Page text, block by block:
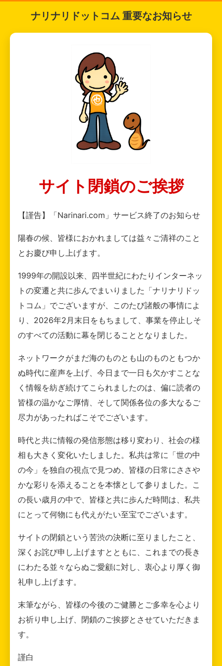
ナリナリドットコム 重要なお知らせ
サイト閉鎖のご挨拶
【謹告】「Narinari.com」サービス終了のお知らせ
陽春の候、皆様におかれましては益々ご清祥のこと
とお慶び申し上げます。
1999年の開設以来、四半世紀にわたりインターネッ
トの変遷と共に歩んでまいりました「ナリナリドッ
トコム」でございますが、このたび諸般の事情によ
り、2026年2月末日をもちまして、事業を停止しそ
のすべての活動に幕を閉じることとなりました。
ネットワークがまだ海のものとも山のものともつか
ぬ時代に産声を上げ、今日まで一日も欠かすことな
く情報を紡ぎ続けてこられましたのは、偏に読者の
皆様の温かなご厚情、そして関係各位の多大なるご
尽力があったればこそでございます。
時代と共に情報の発信形態は移り変わり、社会の様
相も大きく変化いたしました。私共は常に「世の中
の今」を独自の視点で見つめ、皆様の日常にささや
かな彩りを添えることを本懐として参りました。こ
の長い歳月の中で、皆様と共に歩んだ時間は、私共
にとって何物にも代えがたい至宝でございます。
サイトの閉鎖という苦渋の決断に至りましたこと、
深くお詫び申し上げますとともに、これまでの長き
にわたる並々ならぬご愛顧に対し、衷心より厚く御
礼申し上げます。
末筆ながら、皆様の今後のご健勝とご多幸を心より
お祈り申し上げ、閉鎖のご挨拶とさせていただきま
す。
謹白